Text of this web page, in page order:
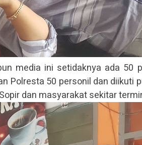
media ini setidaknya ada 50
Polresta 50 personil dan diikuti
dan masyarakat sekitar